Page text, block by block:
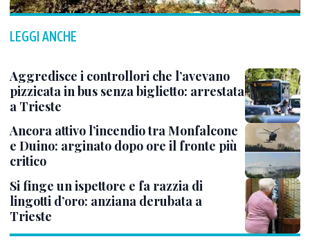
LEGGI ANCHE
Aggredisce i controllori che l’avevano
pizzicata in bus senza biglietto: arrestata
a Trieste
Ancora attivo l’incendio tra Monfalcone
e Duino: arginato dopo ore il fronte più
critico
Si finge un ispettore e fa razzia di
lingotti d’oro: anziana derubata a
Trieste